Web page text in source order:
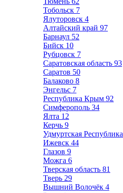
Тобольск 7
Ялуторовск 4
Алтайский край 97
Барнаул 52
Бийск 10
Рубцовск 7
Саратовская область 93
Саратов 50
Балаково 8
Энгельс 7
Республика Крым 92
Симферополь 34
Ялта 12
Керчь 9
Удмуртская Республика
Ижевск 44
Глазов 9
Можга 6
Тверская область 81
Тверь 29
Вышний Волочёк 4